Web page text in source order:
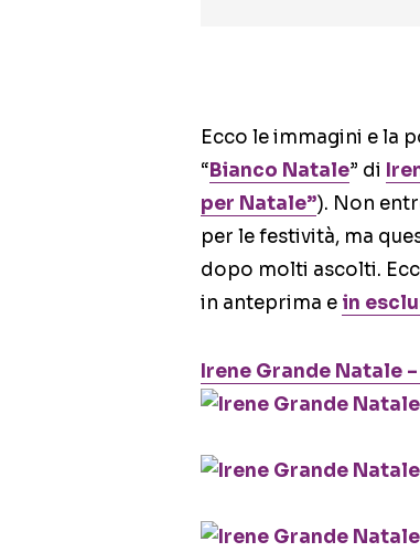
Ecco le immagini e la
“Bianco Natale” di
per Natale”). Non
per le festività, ma
dopo molti ascolti.
in anteprima e in
Irene Grande Natale